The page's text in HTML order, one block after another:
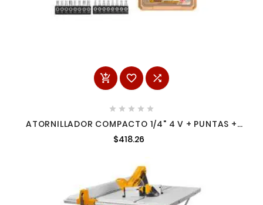
  
    
ATORNILLADOR COMPACTO 1/4" 4 V + PUNTAS +
ESTUCHE INGCO CSDLI0406
$418.26